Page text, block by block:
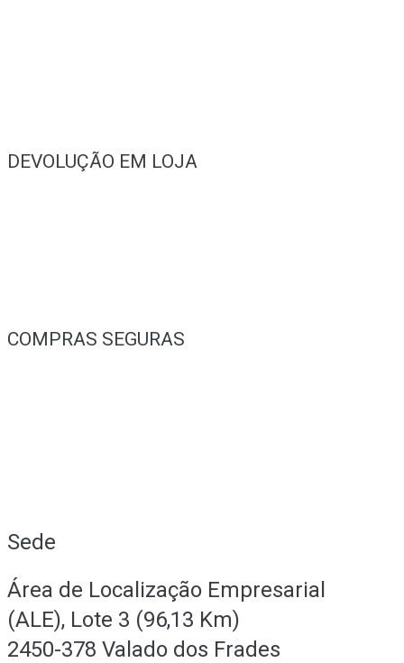
DEVOLUÇÃO EM LOJA
COMPRAS SEGURAS
Sede
Área de Localização Empresarial
(ALE), Lote 3 (96,13 Km)
2450-378 Valado dos Frades